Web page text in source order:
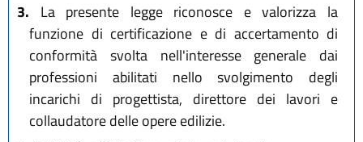
3. La presente legge riconosce e valorizza la
funzione di certificazione e di accertamento di
conformità svolta nell'interesse generale dai
professioni abilitati nello svolgimento degli
incarichi di progettista, direttore dei lavori e
collaudatore delle opere edilizie.